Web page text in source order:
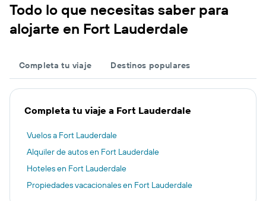
Todo lo que necesitas saber para
alojarte en Fort Lauderdale
Completa tu viaje Destinos populares
Completa tu viaje a Fort Lauderdale
Vuelos a Fort Lauderdale
Alquiler de autos en Fort Lauderdale
Hoteles en Fort Lauderdale
Propiedades vacacionales en Fort Lauderdale